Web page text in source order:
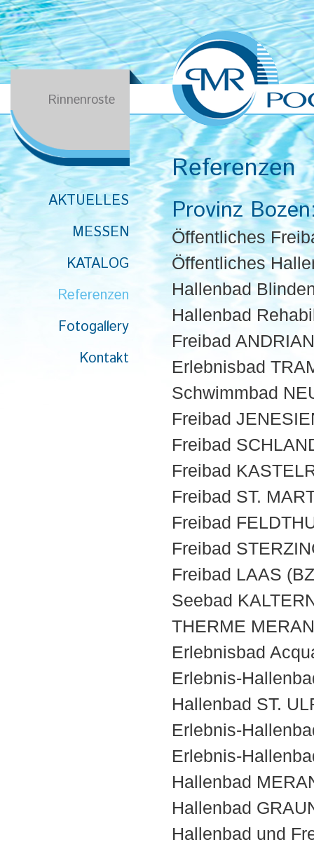
Rinnenroste
AKTUELLES
MESSEN
KATALOG
Referenzen
Fotogallery
Kontakt
Referenzen
Provinz
Öffentliches
Öffentliches
Hallenbad
Hallenbad
Freibad
Erlebnisbad
Schwimmbad
Freibad
Freibad
Freibad
Freibad ST.
Freibad
Freibad
Freibad LAAS
Seebad
THERME
Erlebnisbad
Erlebnis-
Hallenbad ST.
Erlebnis-
Erlebnis-
Hallenbad
Hallenbad
Hallenbad und